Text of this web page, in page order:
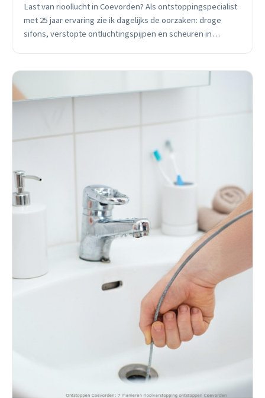
Last van rioollucht in Coevorden? Als ontstoppingspecialist
met 25 jaar ervaring zie ik dagelijks de oorzaken: droge
sifons, verstopte ontluchtingspijpen en scheuren in